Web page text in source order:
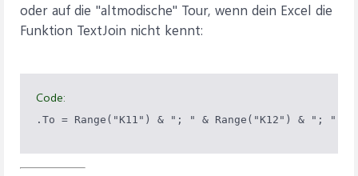
oder auf die "altmodische" Tour, wenn dein Excel die
Funktion TextJoin nicht kennt:
Code: